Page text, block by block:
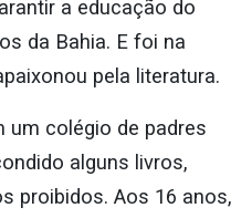
a educação do
da Bahia. E foi na
pela literatura.
um colégio de padres
alguns livros,
proibidos. Aos 16 anos,